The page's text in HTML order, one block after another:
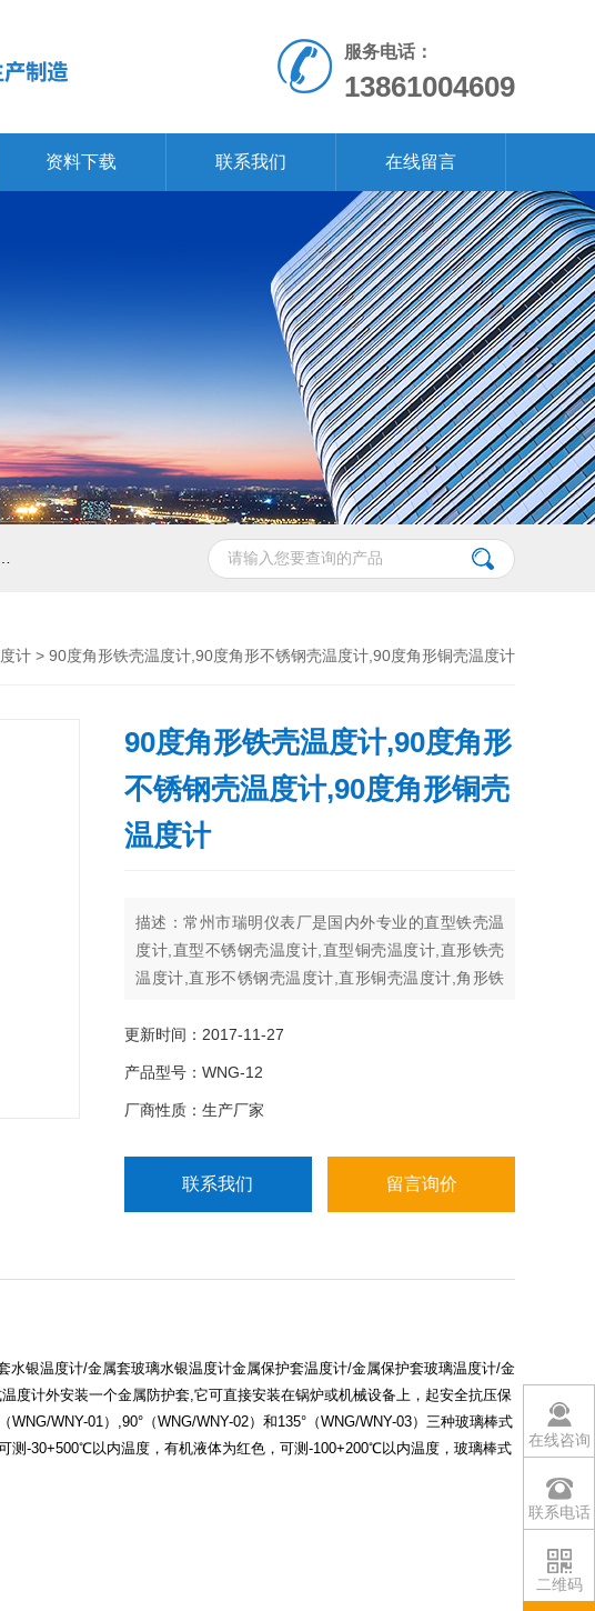
服务电话：
13861004609
资料下载 联系我们 在线留言
计 > 90度角形铁壳温度计,90度角形不锈钢壳温度计,90度角形铜壳温度计
90度角形铁壳温度计,90度角形
不锈钢壳温度计,90度角形铜壳
温度计
描述：常州市瑞明仪表厂是国内外专业的直型铁壳温
度计,直型不锈钢壳温度计,直型铜壳温度计,直形铁壳
温度计,直形不锈钢壳温度计,直形铜壳温度计,角形铁
形铁壳温度计,90度角形不锈钢壳温度计,90度角形铜
壳温度计
更新时间：2017-11-27
产品型号：WNG-12
厂商性质：生产厂家
联系我们 留言询价
银温度计/金属套玻璃水银温度计金属保护套温度计/金属保护套玻璃温度计/金
度计外安装一个金属防护套,它可直接安装在锅炉或机械设备上，起安全抗压保
WNY-01）,90°（WNG/WNY-02）和135°（WNG/WNY-03）三种玻璃棒式
测-30+500℃以内温度，有机液体为红色，可测-100+200℃以内温度，玻璃棒式
在线咨询
联系电话
二维码